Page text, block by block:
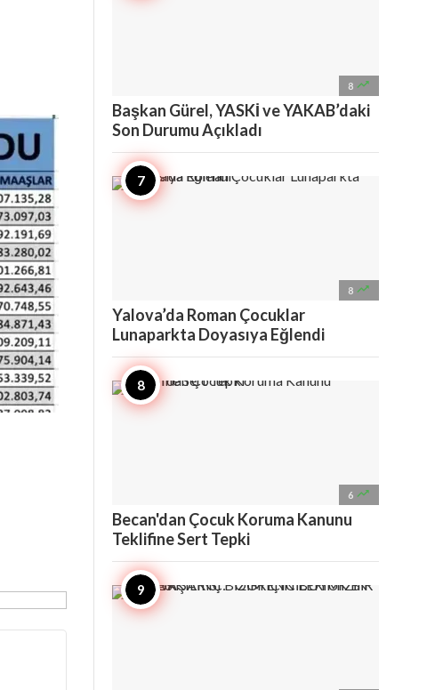
8 
Başkan Gürel, YASKİ ve YAKAB’daki
Son Durumu Açıkladı
8 
Yalova’da Roman Çocuklar
Lunaparkta Doyasıya Eğlendi
6 
Becan'dan Çocuk Koruma Kanunu
Teklifine Sert Tepki